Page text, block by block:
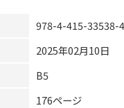
978-4-415-33538-4
2025年02月10日
B5
176ページ